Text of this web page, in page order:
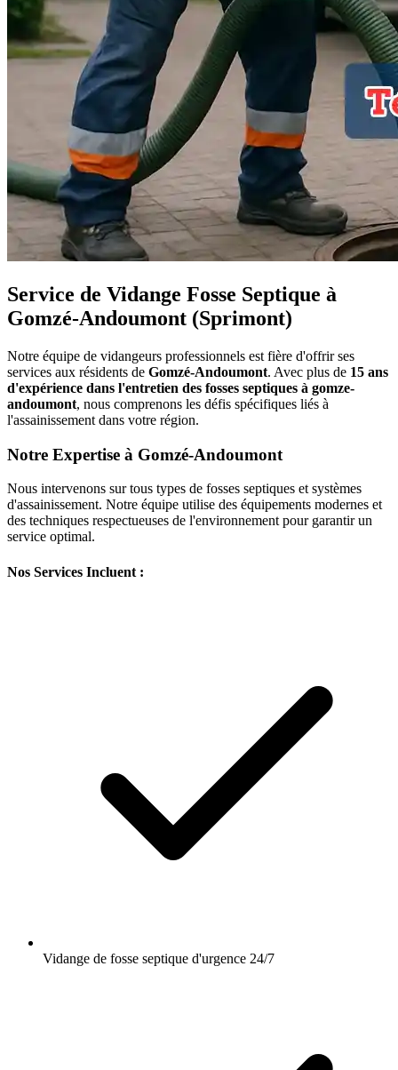
Service de Vidange Fosse Septique à
Gomzé-Andoumont (Sprimont)
Notre équipe de vidangeurs professionnels est fière d'offrir ses
services aux résidents de Gomzé-Andoumont. Avec plus de 15 ans
d'expérience dans l'entretien des fosses septiques à gomze-
andoumont, nous comprenons les défis spécifiques liés à
l'assainissement dans votre région.
Notre Expertise à Gomzé-Andoumont
Nous intervenons sur tous types de fosses septiques et systèmes
d'assainissement. Notre équipe utilise des équipements modernes et
des techniques respectueuses de l'environnement pour garantir un
service optimal.
Nos Services Incluent :
Vidange de fosse septique d'urgence 24/7